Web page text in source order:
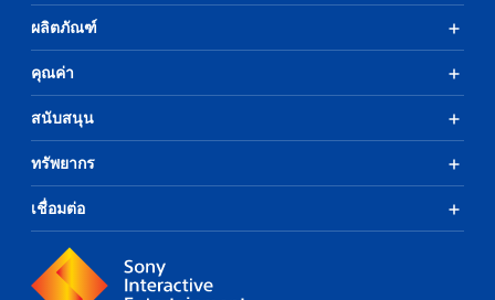
ผลิตภัณฑ์
คุณค่า
สนับสนุน
ทรัพยากร
เชื่อมต่อ